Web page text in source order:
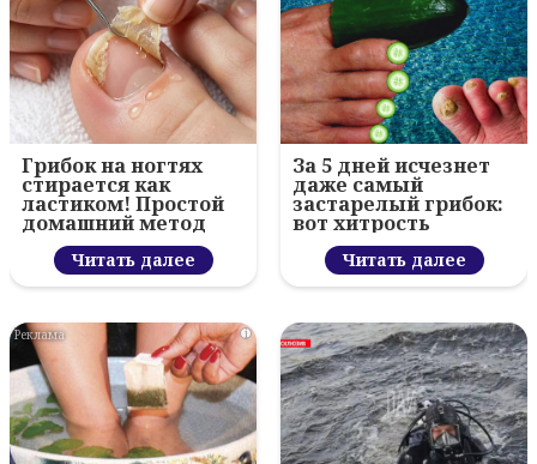
Грибок на ногтях
стирается как
ластиком! Простой
домашний метод
Читать далее
За 5 дней исчезнет
даже самый
застарелый грибок:
вот хитрость
Читать далее
i